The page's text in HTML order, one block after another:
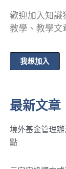
歡迎加入知識
教學、教學文
我想加入
最新文章
境外基金管理
點